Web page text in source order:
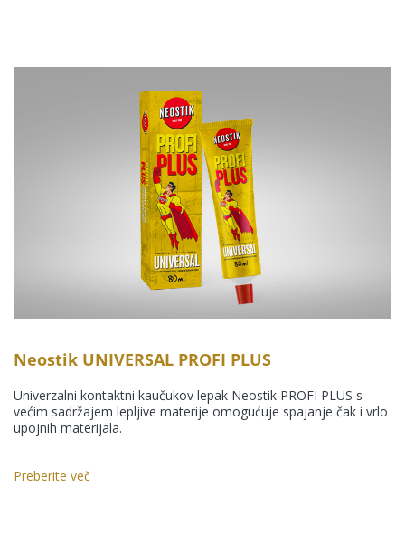
Neostik UNIVERSAL PROFI PLUS
Univerzalni kontaktni kaučukov lepak Neostik PROFI PLUS s
većim sadržajem lepljive materije omogućuje spajanje čak i vrlo
upojnih materijala.
Preberite več